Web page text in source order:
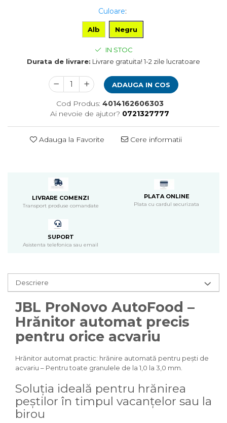
Neoane si LED-uri pentru acvarii
Substrat acvariu
Sterilizator acvariu
Fertilizatori acvarii
Tratamente pesti acvariu
Furtune si conectori acvarii
Accesorii acvarii
Batoane
Rozatoare
Hrana Rozatoare
Reptile
Hrana reptile
Decoruri terarii
Incalzitoare si pompe terarii
Solutii iluminat terarii
Lampi terarii
Suplimente vitamino minerale
reptile
Culoare:
Alb Negru
IN STOC
Durata de livrare: Livrare gratuita! 1-2 zile lucratoare
ADAUGA IN COS
Cod Produs: 4014162606303
Ai nevoie de ajutor? 0721327777
Adauga la Favorite Cere informatii
LIVRARE COMENZI
Transport produse comandate
PLATA ONLINE
Plata cu cardul securizata
SUPORT
Asistenta telefonica sau email
Descriere
JBL ProNovo AutoFood –
Hrănitor automat precis
pentru orice acvariu
Hrănitor automat practic: hrănire automată pentru pești de
acvariu – Pentru toate granulele de la 1,0 la 3,0 mm.
Soluția ideală pentru hrănirea
peștilor în timpul vacanțelor sau la
birou